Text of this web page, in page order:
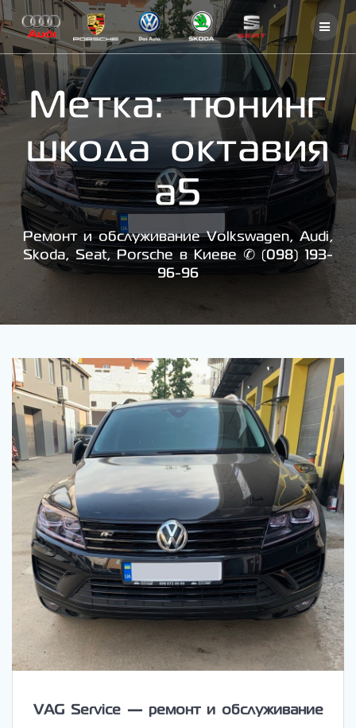
Skip
to
content
Метка:тюнинг
шкода октавия
а5
Ремонт и обслуживание Volkswagen, Audi,
Skoda, Seat, Porsche в Киеве ✆ (098) 193-
96-96
VAG Service — ремонт и обслуживание